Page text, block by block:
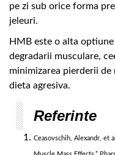
pe zi sub orice forma
jeleuri.
HMB este o alta
degradarii musculare,
minimizarea pierderii
dieta agresiva.
Referinte
Ceasovschih, Alexandr, et